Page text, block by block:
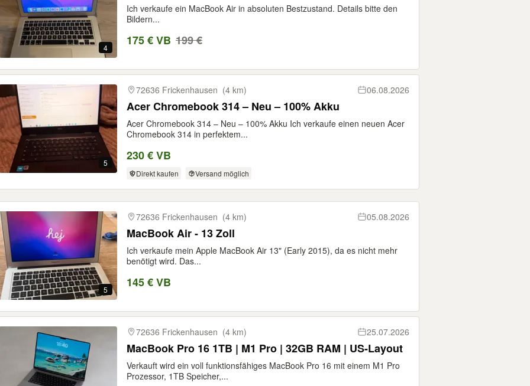
4
Ich verkaufe ein MacBook Air in absoluten Bestzustand. Details bitte den
Bildern...
175 € VB 199 €
5
72636 Frickenhausen (4 km) 06.08.2026
Acer Chromebook 314 – Neu – 100% Akku
Acer Chromebook 314 – Neu – 100% Akku Ich verkaufe einen neuen Acer
Chromebook 314 in perfektem...
230 € VB
Direkt kaufen Versand möglich
5
72636 Frickenhausen (4 km) 05.08.2026
MacBook Air - 13 Zoll
Ich verkaufe mein Apple MacBook Air 13" (Early 2015), da es nicht mehr
benötigt wird. Das...
145 € VB
72636 Frickenhausen (4 km) 25.07.2026
MacBook Pro 16 1TB | M1 Pro | 32GB RAM | US-Layout
Verkauft wird ein voll funktionsfähiges MacBook Pro 16 mit einem M1 Pro
Prozessor, 1TB Speicher,...